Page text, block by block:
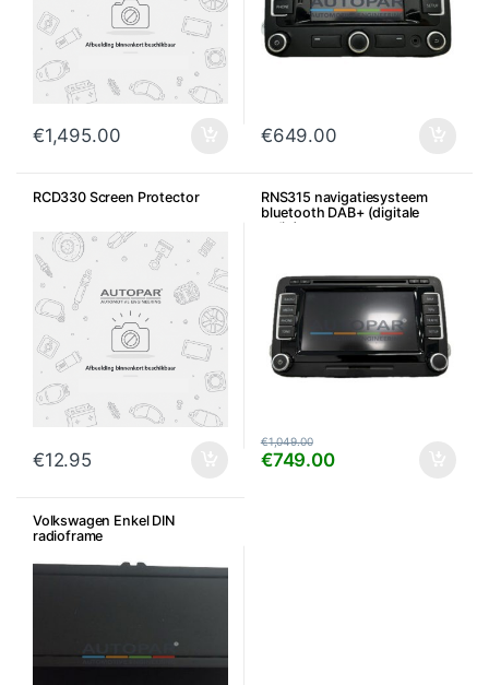
€1,495.00 €649.00
RCD330 Screen Protector
€12.95
RNS315 navigatiesysteem
bluetooth DAB+ (digitale
radio)
€749.00
€1,049.00
Volkswagen Enkel DIN
radioframe